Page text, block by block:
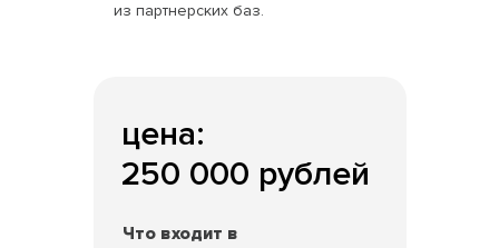
цена:
250 000 рублей
Что входит в
из партнерских баз.